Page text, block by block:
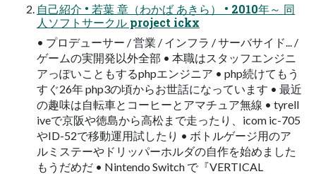
自己紹介 • 若葉 章（わかば あきら） • 2010年～ 同
人ソフトサークル project ickx
• プロデューサー / 営業 / インフラ / サーバサイド... /
ゲームの実開発以外全部 • 本職はスタッフエンジニ
アっぽいこともするphpエンジニア • php続けてもう
すぐ26年 php3の頃からお世話になっています • 最近
の趣味は自転車とコーヒーとアマチュア無線 • tyrell
iveで京阪や徳島から高松まで走ったり、icom ic-705
やID-52で移動運用試したり • ボトルゲージ用のア
ルミステーやドリッパーホルダの自作を始めました
もうだめだ • Nintendo Switch で『VERTICAL